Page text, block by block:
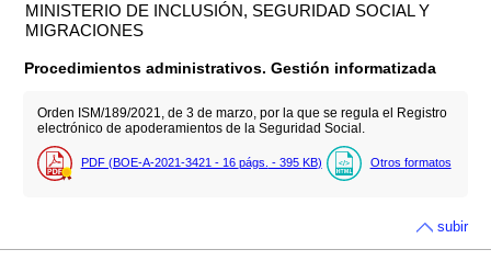
MINISTERIO DE INCLUSIÓN, SEGURIDAD SOCIAL Y
MIGRACIONES
Procedimientos administrativos. Gestión informatizada
Orden ISM/189/2021, de 3 de marzo, por la que se regula el Registro
electrónico de apoderamientos de la Seguridad Social.
PDF (BOE-A-2021-3421 - 16 págs. - 395 KB) Otros formatos
subir